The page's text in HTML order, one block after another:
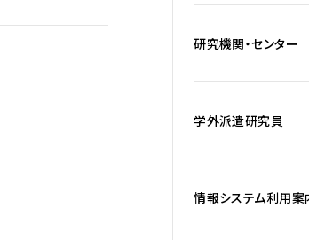
研究機関・センター
学外派遣研究員
情報システム利用案